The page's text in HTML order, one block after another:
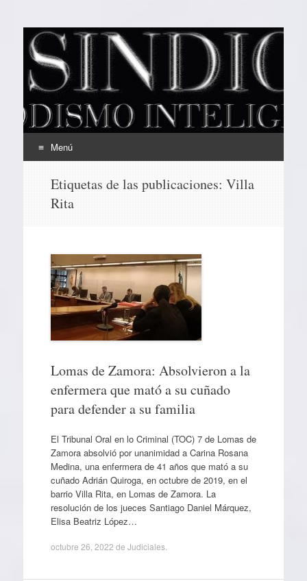
EL SINDICAL
Periodismo Inteligente
Menú
contenido
Etiquetas de las publicaciones: Villa
Rita
Lomas de Zamora: Absolvieron a la
enfermera que mató a su cuñado
para defender a su familia
El Tribunal Oral en lo Criminal (TOC) 7 de Lomas de
Zamora absolvió por unanimidad a Carina Rosana
Medina, una enfermera de 41 años que mató a su
cuñado Adrián Quiroga, en octubre de 2019, en el
barrio Villa Rita, en Lomas de Zamora. La
resolución de los jueces Santiago Daniel Márquez,
Elisa Beatriz López…
octubre 26, 2022 de Judiciales.